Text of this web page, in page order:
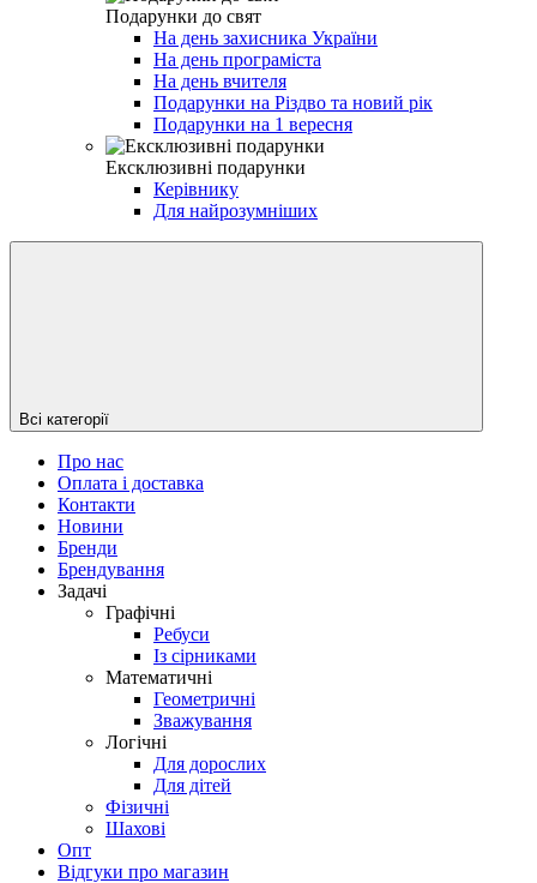
Подарунки до свят
На день захисника України
На день програміста
На день вчителя
Подарунки на Різдво та новий рік
Подарунки на 1 вересня
Ексклюзивні подарунки
Керівнику
Для найрозумніших
Всі категорії
Про нас
Оплата і доставка
Контакти
Новини
Бренди
Брендування
Задачі
Графічні
Ребуси
Із сірниками
Математичні
Геометричні
Зважування
Логічні
Для дорослих
Для дітей
Фізичні
Шахові
Опт
Відгуки про магазин